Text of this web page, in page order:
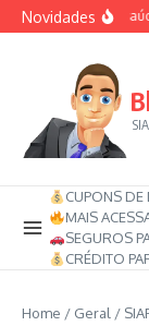
Ir para o conteúdo
NovidadesAuxílio-
CUPONS DE
MAIS
SEGUROS
CRÉDITO
Home / Geral /